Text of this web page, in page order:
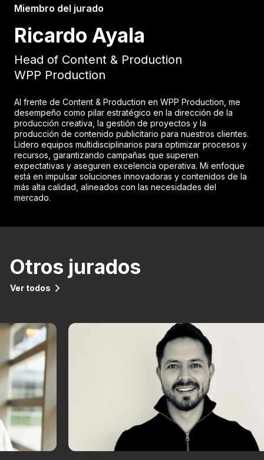
Miembro del jurado
Ricardo Ayala
Head of Content & Production
WPP Production
Al frente de Content & Production en WPP Production, me
desempeño como pilar estratégico en la dirección de la
producción creativa, la gestión de proyectos y la
producción de contenido publicitario para nuestros clientes.
Lidero equipos multidisciplinarios para optimizar procesos y
recursos, garantizando campañas que superen
expectativas y aseguren excelencia operativa. Mi enfoque
está en impulsar soluciones innovadoras y contenidos de la
más alta calidad, alineados con las necesidades del
mercado.
Otros jurados
Ver todos